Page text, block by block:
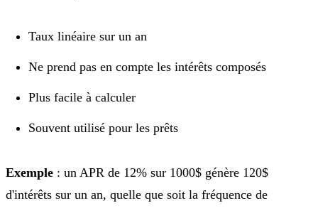
Taux linéaire sur un an
Ne prend pas en compte les intérêts composés
Plus facile à calculer
Souvent utilisé pour les prêts
Exemple : un APR de 12% sur 1000$ génère 120$
d'intérêts sur un an, quelle que soit la fréquence de